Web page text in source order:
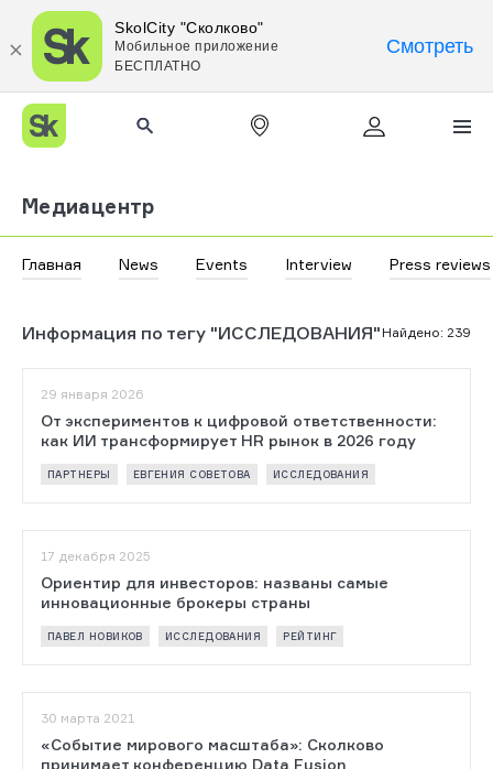
SkolCity "Сколково"
Мобильное приложение
БЕСПЛАТНО
Смотреть
Медиацентр
Главная News Events Interview Press reviews
Найдено: 239
Информация по тегу "ИССЛЕДОВАНИЯ"
29 января 2026
От экспериментов к цифровой ответственности:
как ИИ трансформирует HR рынок в 2026 году
ПАРТНЕРЫ ЕВГЕНИЯ СОВЕТОВА ИССЛЕДОВАНИЯ
17 декабря 2025
Ориентир для инвесторов: названы самые
инновационные брокеры страны
ПАВЕЛ НОВИКОВ ИССЛЕДОВАНИЯ РЕЙТИНГ
30 марта 2021
«Событие мирового масштаба»: Сколково
принимает конференцию Data Fusion